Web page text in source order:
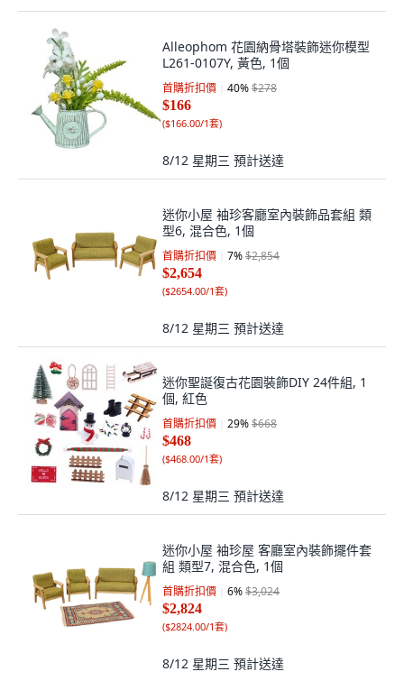
Alleophom 花園納骨塔裝飾迷你模型
L261-0107Y, 黃色, 1個
首購折扣價 40%$278
$166
($166.00/1套)
8/12 星期三 預計送達
迷你小屋 袖珍客廳室內裝飾品套組 類
型6, 混合色, 1個
首購折扣價 7%$2,854
$2,654
($2654.00/1套)
8/12 星期三 預計送達
迷你聖誕復古花園裝飾DIY 24件組, 1
個, 紅色
首購折扣價 29%$668
$468
($468.00/1套)
8/12 星期三 預計送達
迷你小屋 袖珍屋 客廳室內裝飾擺件套
組 類型7, 混合色, 1個
首購折扣價 6%$3,024
$2,824
($2824.00/1套)
8/12 星期三 預計送達